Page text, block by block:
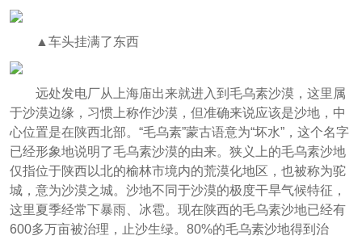
▲车头挂满了东西
远处发电厂从上海庙出来就进入到毛乌素沙漠，这里属
于沙漠边缘，习惯上称作沙漠，但准确来说应该是沙地，中
心位置是在陕西北部。“毛乌素”蒙古语意为“坏水”，这个名字
已经形象地说明了毛乌素沙漠的由来。狭义上的毛乌素沙地
仅指位于陕西以北的榆林市境内的荒漠化地区，也被称为驼
城，意为沙漠之城。沙地不同于沙漠的极度干旱气候特征，
这里夏季经常下暴雨、冰雹。现在陕西的毛乌素沙地已经有
600多万亩被治理，止沙生绿。80%的毛乌素沙地得到治